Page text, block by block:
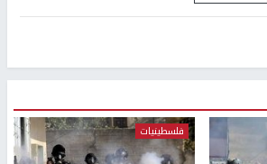
فلسطينيات